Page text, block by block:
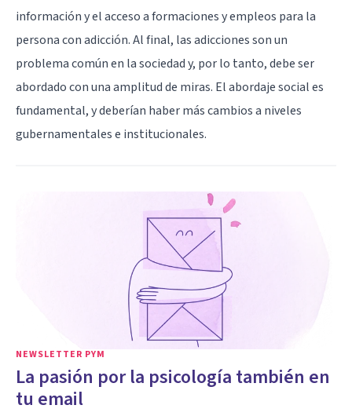
información y el acceso a formaciones y empleos para la
persona con adicción. Al final, las adicciones son un
problema común en la sociedad y, por lo tanto, debe ser
abordado con una amplitud de miras. El abordaje social es
fundamental, y deberían haber más cambios a niveles
gubernamentales e institucionales.
NEWSLETTER PYM
La pasión por la psicología también en
tu email